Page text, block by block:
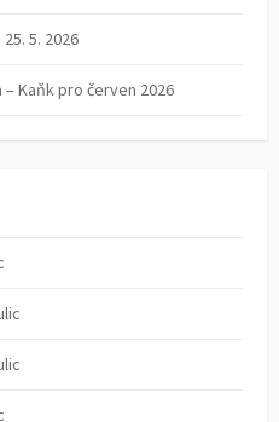
5. 2026
Kaňk pro červen 2026